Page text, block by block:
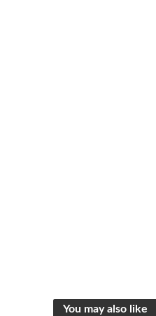
You may also like